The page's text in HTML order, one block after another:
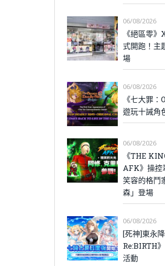
06/08/2026
《絕區零
式開跑！主
場
06/08/2026
《七大罪
遊玩十誡角
06/08/2026
《THE
AFK》操控
笑容的格鬥
森」登場
06/08/2026
[死神]東永
Re:BIRTH
活動